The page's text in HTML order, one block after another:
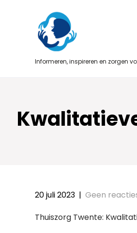
Informeren, inspireren en zorgen
20 juli 2023 | Geen
Thuiszorg Twente: